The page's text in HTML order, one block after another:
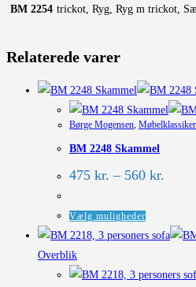
BM 2254 trickot, Ryg, Ryg m trickot,
Relaterede varer
Børge Mogensen,
BM 2248 Skammel
475 kr. – 560 kr.
Vælg mulighederDette
vare
flere
Overblik